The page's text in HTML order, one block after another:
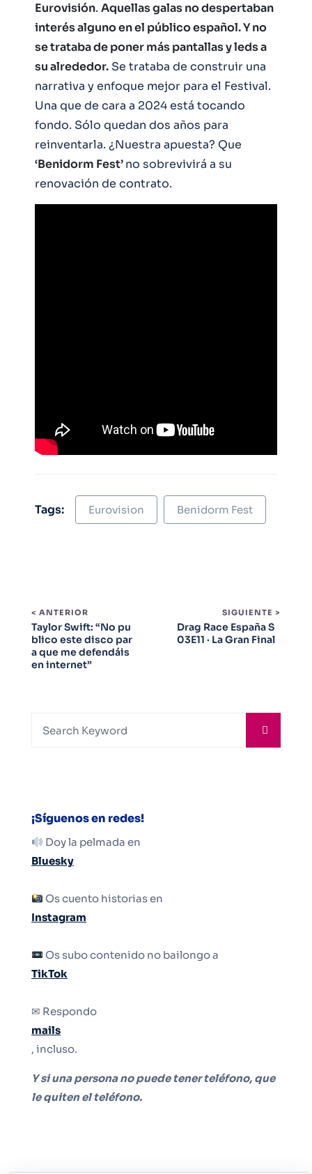
Eurovisión. Aquellas galas no despertaban
interés alguno en el público español. Y no
se trataba de poner más pantallas y leds a
su alrededor. Se trataba de construir una
narrativa y enfoque mejor para el Festival.
Una que de cara a 2024 está tocando
fondo. Sólo quedan dos años para
reinventarla. ¿Nuestra apuesta? Que
‘Benidorm Fest’no sobrevivirá a su
renovación de contrato.
Tags: Eurovision Benidorm Fest
< ANTERIOR
Taylor Swift: “No pu
blico este disco par
a que me defendáis
en internet”
SIGUIENTE >
Drag Race España S
03E11 · La Gran Final
¡Síguenos en redes!
Doy la pelmada en
Bluesky
Os cuento historias en
Instagram
Os subo contenido no bailongo a
TikTok
✉ Respondo
mails
, incluso.
Y si una persona no puede tener teléfono, que
le quiten el teléfono.